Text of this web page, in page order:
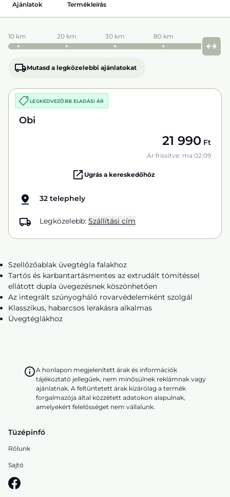
Ajánlatok Termékleírás
10 km 20 km 30 km 80 km
Mutasd a legközelebbi ajánlatokat
LEGKEDVEZŐBB ELADÁSI ÁR
Obi
21 990 Ft
Ár frissítve: ma 02:09
Ugrás a kereskedőhöz
32 telephely
Legközelebb: Szállítási cím
Szellőzőablak üvegtégla falakhoz
Tartós és karbantartásmentes az extrudált tömítéssel
ellátott dupla üvegezésnek köszönhetően
Az integrált szúnyogháló rovarvédelemként szolgál
Klasszikus, habarcsos lerakásra alkalmas
Üvegtéglákhoz
A honlapon megjelenített árak és információk
tájékoztató jellegűek, nem minősülnek reklámnak vagy
ajánlatnak. A feltüntetett árak kizárólag a termék
forgalmazója által közzétett adatokon alapulnak,
amelyekért felelősséget nem vállalunk.
Tüzépinfó
Rólunk
Sajtó